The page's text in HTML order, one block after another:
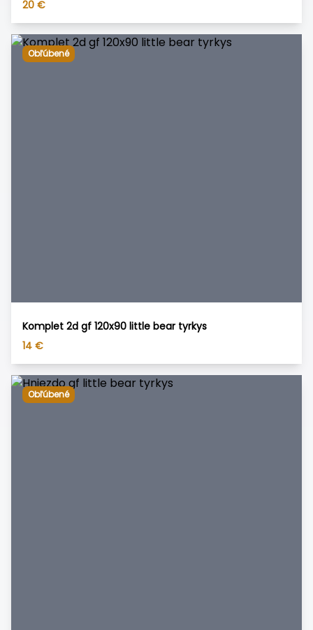
20 €
Obľúbené
Komplet 2d gf 120x90 little bear tyrkys
14 €
Obľúbené